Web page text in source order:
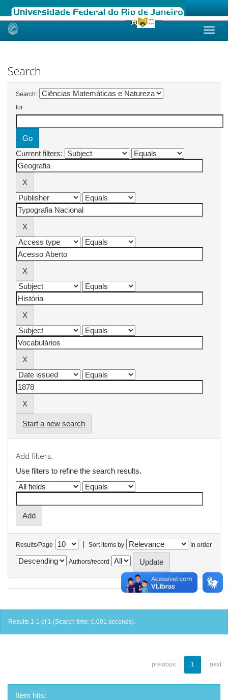
Skip
Search
Search:
for
Current filters:
Start a new search
Add filters:
Use filters to refine the search results.
Results/Page | Sort items by In order
Authors/record
Results 1-1 of 1 (Search time: 0.001 seconds).
previous 1 next
Item hits: